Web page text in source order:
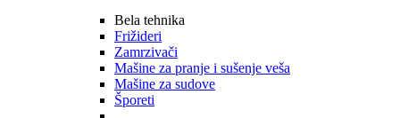
Bela tehnika
Frižideri
Zamrzivači
Mašine za pranje i sušenje veša
Mašine za sudove
Šporeti